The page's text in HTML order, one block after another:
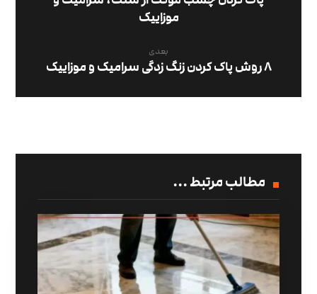
موزاییک
بعدی
۸ روش پاک کردن زنگ زدگی سرامیک و موزاییک
مطالب مرتبط ...